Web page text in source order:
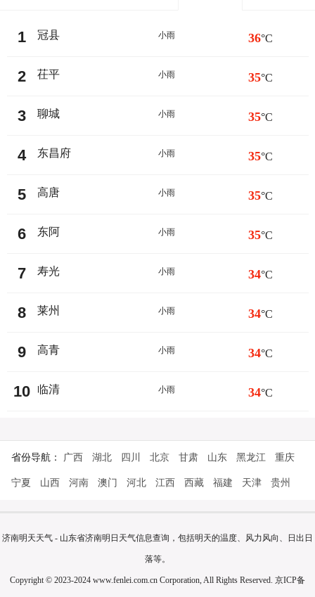
1 冠县 小雨 36°C
2 茌平 小雨 35°C
3 聊城 小雨 35°C
4 东昌府 小雨 35°C
5 高唐 小雨 35°C
6 东阿 小雨 35°C
7 寿光 小雨 34°C
8 莱州 小雨 34°C
9 高青 小雨 34°C
10 临清 小雨 34°C
省份导航： 广西 湖北 四川 北京 甘肃 山东 黑龙江 重庆
宁夏 山西 河南 澳门 河北 江西 西藏 福建 天津 贵州
济南明天天气 - 山东省济南明日天气信息查询，包括明天的温度、风力风向、日出日
落等。
Copyright © 2023-2024 www.fenlei.com.cn Corporation, All Rights Reserved. 京ICP备